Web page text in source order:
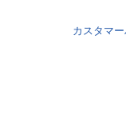
カスタマ